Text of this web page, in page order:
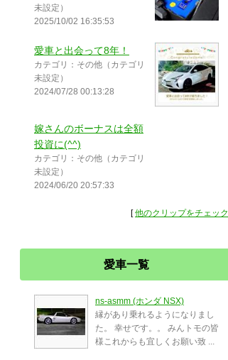
未設定）
2025/10/02 16:35:53
愛車と出会って8年！
カテゴリ：その他（カテゴリ
未設定）
2024/07/28 00:13:28
嫁さんのボーナスは全額
投資に(^^)
カテゴリ：その他（カテゴリ
未設定）
2024/06/20 20:57:33
[他のクリップをチェック
愛車一覧
ns-asmm (ホンダ NSX)
縁があり乗れるようになりまし
た。 幸せです。。 みんトモの皆
様これからも宜しくお願い致 ...